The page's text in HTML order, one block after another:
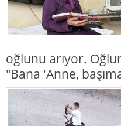
oğlunu arıyor.
"Bana 'Anne,